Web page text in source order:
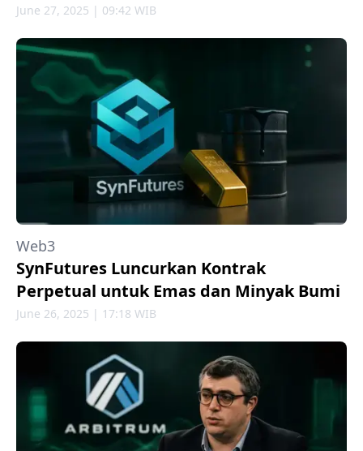
June 27, 2025 | 09:42 WIB
Web3
SynFutures Luncurkan Kontrak
Perpetual untuk Emas dan Minyak Bumi
June 26, 2025 | 17:18 WIB